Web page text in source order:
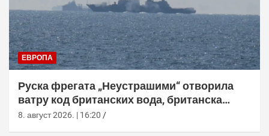
ЕВРОПА
Руска фрегата „Неустрашими“ отворила
ватру код британских вода, британска
морнарица појачала праћење
8. август 2026. | 16:20